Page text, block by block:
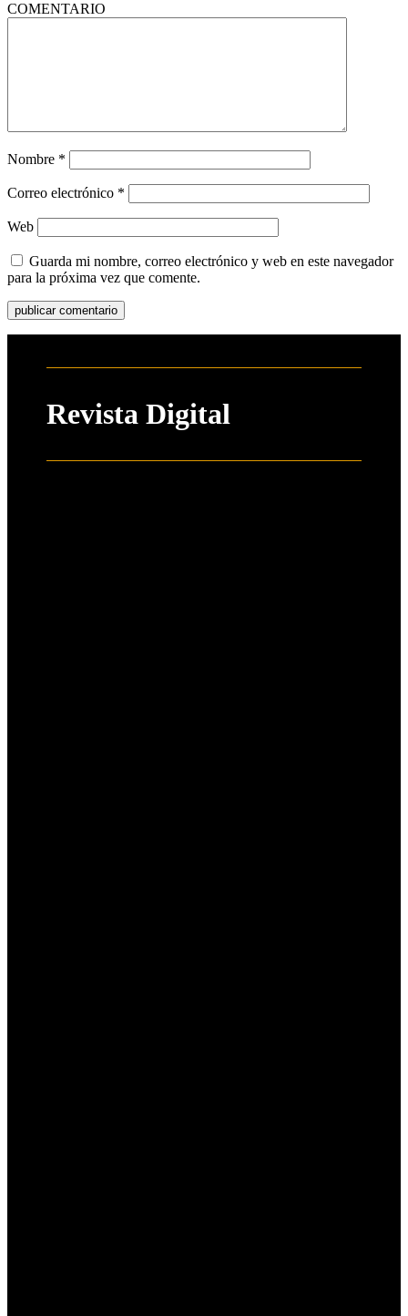
COMENTARIO
Nombre *
Correo electrónico *
Web
Guarda mi nombre, correo electrónico y web en este navegador
para la próxima vez que comente.
Revista Digital